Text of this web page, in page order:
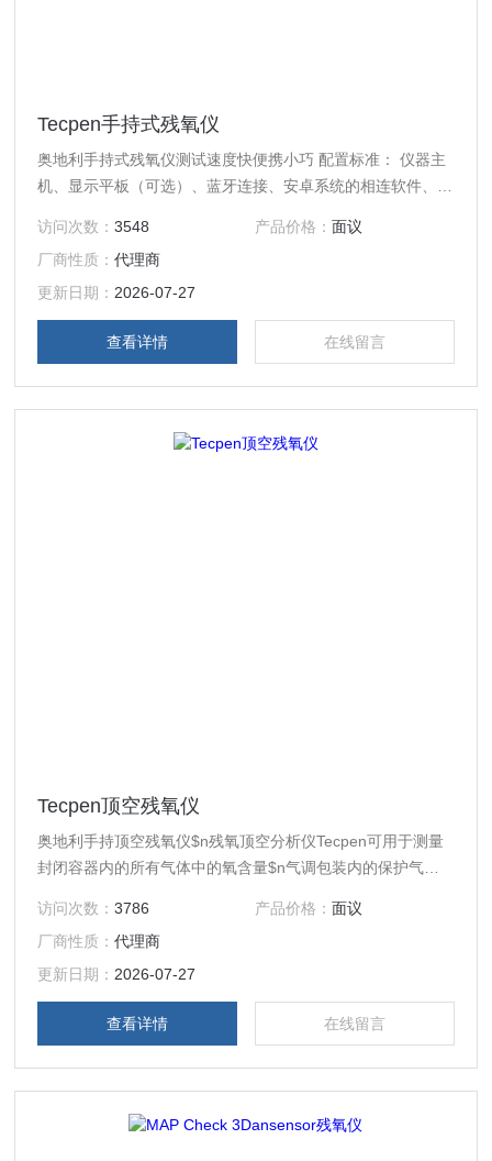
Tecpen手持式残氧仪
奥地利手持式残氧仪测试速度快便携小巧 配置标准： 仪器主
机、显示平板（可选）、蓝牙连接、安卓系统的相连软件、
内置泵和不带内置泵两种配置 适合极小的气体空间和负压状
态测量 可以在安卓系统的手机或平板上直接显示数字 可通过
邮件直接发送测试数据 传感器工厂已校准 仪器自动诊断功能
访问次数：3548 产品价格： 面议
厂商性质：代理商
更新日期： 2026-07-27
查看详情 在线留言
Tecpen顶空残氧仪
奥地利手持顶空残氧仪$n残氧顶空分析仪Tecpen可用于测量
封闭容器内的所有气体中的氧含量$n气调包装内的保护气体
$n在微小的生物反应器中的氧含量
访问次数：3786 产品价格： 面议
厂商性质：代理商
更新日期： 2026-07-27
查看详情 在线留言